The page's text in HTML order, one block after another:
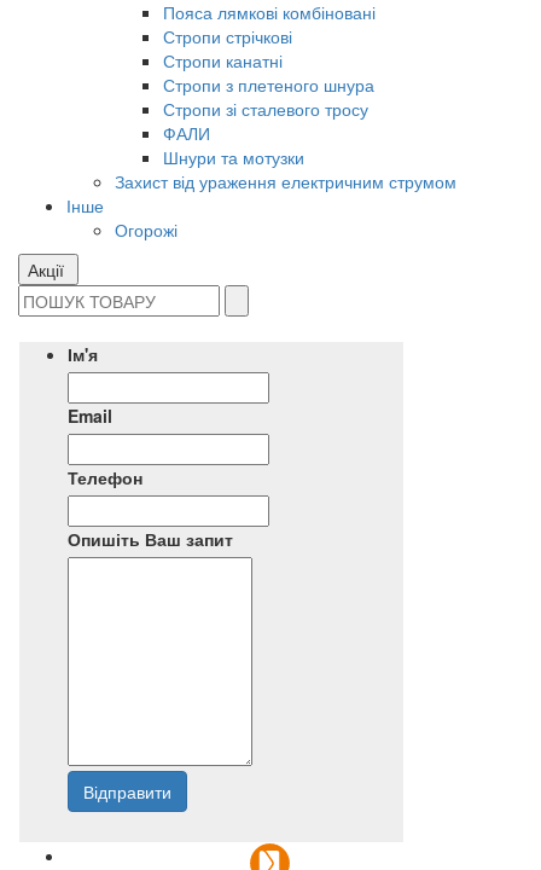
Пояса лямкові комбіновані
Стропи стрічкові
Стропи канатні
Стропи з плетеного шнура
Стропи зі сталевого тросу
ФАЛИ
Шнури та мотузки
Захист від ураження електричним струмом
Інше
Огорожі
Акції
Ім'я
Email
Телефон
Опишіть Ваш запит
Відправити